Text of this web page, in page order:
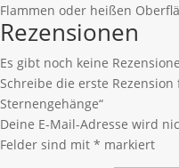
Flammen oder heißen
Rezensionen
Es gibt noch keine
Schreibe die erste
Sternengehänge“
Deine E-Mail-Adresse wird
Felder sind mit * markiert